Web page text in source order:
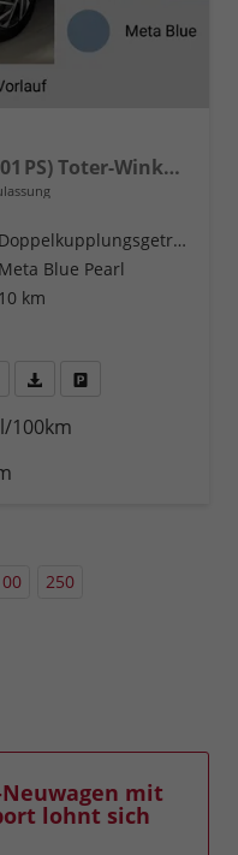
GO+ 1.0 T-GDI DCT 74 kW (101 PS) Toter-Winkel-Assistent, Induktive Ladestation, Comfort-Paket, Lenkradheizung, Sitzheizung, DAB, Android Auto, Apple CarPlay, Navigationssystem, LED-Scheinwerfer, Einparkhilfe, Rückfahrkamera, uvm.
Doppelkupplungsgetriebe (DSG)
Meta Blue Pearl
10 km
Datei,
100km
250
Neuwagen mit
lohnt sich